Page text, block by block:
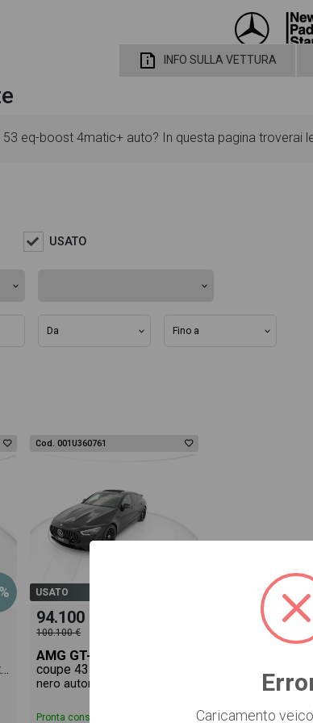
INFO SULLA VETTURA
53 eq-boost 4matic+ auto? In questa pagina
boost 4matic+ auto troverai anche il listino prezzi,
USATO
coupe 53 mhev (eq-boost) premium plus 4matic+ auto
Cod. 001U360761
USATO
94.100 €
100.100 €
AMG GT-4
nero automatico
Pronta consegna Caricamento